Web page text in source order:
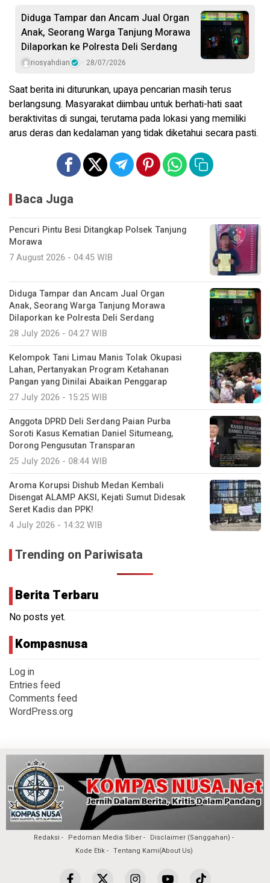
Diduga Tampar dan Ancam Jual Organ
Anak, Seorang Warga Tanjung Morawa
Dilaporkan ke Polresta Deli Serdang
riosyahdian 28/07/2026
Saat berita ini diturunkan, upaya pencarian masih terus
berlangsung. Masyarakat diimbau untuk berhati-hati saat
beraktivitas di sungai, terutama pada lokasi yang memiliki
arus deras dan kedalaman yang tidak diketahui secara pasti.
Baca Juga
Pencuri Pintu Besi Ditangkap Polsek Tanjung
Morawa
7 August 2026 - 04:45 WIB
Diduga Tampar dan Ancam Jual Organ
Anak, Seorang Warga Tanjung Morawa
Dilaporkan ke Polresta Deli Serdang
28 July 2026 - 04:27 WIB
Kelompok Tani Limau Manis Tolak Okupasi
Lahan, Pertanyakan Program Ketahanan
Pangan yang Dinilai Abaikan Penggarap
27 July 2026 - 15:25 WIB
Anggota DPRD Deli Serdang Paian Purba
Soroti Kasus Kematian Daniel Situmeang,
Dorong Pengusutan Transparan
25 July 2026 - 08:44 WIB
Aroma Korupsi Dishub Medan Kembali
Disengat ALAMP AKSI, Kejati Sumut Didesak
Seret Kadis dan PPK!
4 July 2026 - 14:32 WIB
Trending on Pariwisata
Berita Terbaru
No posts yet.
Kompasnusa
Log in
Entries feed
Comments feed
WordPress.org
Redaksi Pedoman Media Siber
Disclaimer (Sanggahan)
Kode Etik
Tentang Kami(About Us)